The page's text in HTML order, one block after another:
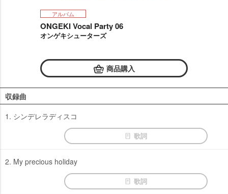
アルバム
ONGEKI Vocal Party 06
オンゲキシューターズ
商品購入
収録曲
1. シンデレラディスコ
歌詞
2. My precious holiday
歌詞